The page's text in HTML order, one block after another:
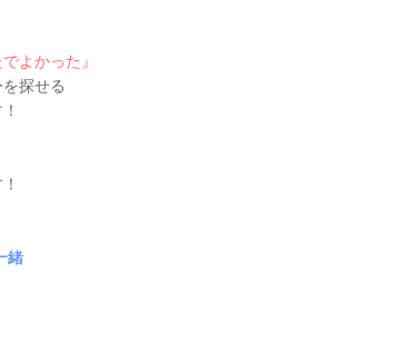
よかった』
探せる
緒